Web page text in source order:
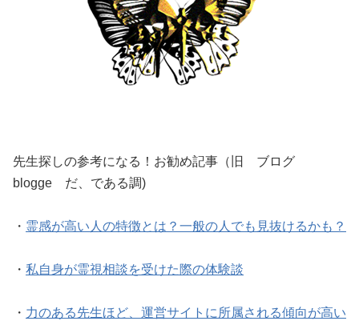
先生探しの参考になる！お勧め記事（旧 ブログ
blogge だ、である調)
・ 霊感が高い人の特徴とは？一般の人でも見抜けるかも？
・ 私自身が霊視相談を受けた際の体験談
・ 力のある先生ほど、運営サイトに所属される傾向が高い